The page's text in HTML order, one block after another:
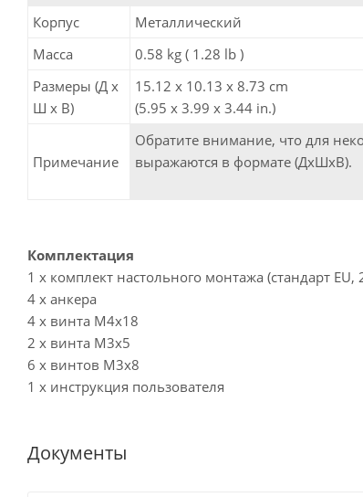
Корпус
Металлический
Масса
0.58 kg ( 1.28 lb )
Размеры (Д х
Ш х В)
15.12 x 10.13 x 8.73 cm
(5.95 x 3.99 x 3.44 in.)
Примечание
Обратите внимание, что для
выражаются в формате (ДxШxВ).
Комплектация
1 x комплект настольного монтажа (стандарт EU,
4 x анкера
4 x винта M4x18
2 x винта M3x5
6 x винтов M3x8
1 x инструкция пользователя
Документы